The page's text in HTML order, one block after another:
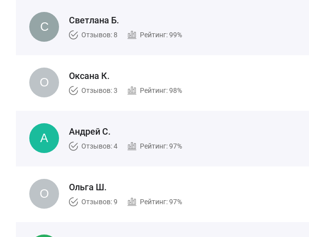
Светлана Б.
Отзывов: 8 Рейтинг: 99%
Оксана К.
Отзывов: 3 Рейтинг: 98%
Андрей С.
Отзывов: 4 Рейтинг: 97%
Ольга Ш.
Отзывов: 9 Рейтинг: 97%